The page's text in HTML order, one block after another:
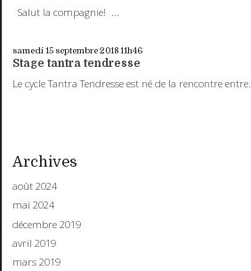
Salut la compagnie! ...
samedi 15 septembre 201811h46
Stage tantra tendresse
Le cycle Tantra Tendresse est né de la rencontre entre...
Archives
août 2024
mai 2024
décembre 2019
avril 2019
mars 2019